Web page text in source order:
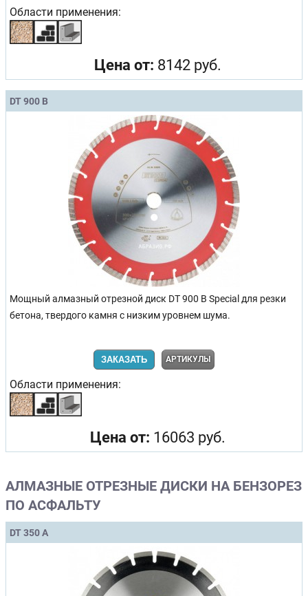
Области применения:
Цена от: 8142 руб.
DT 900 B
Мощный алмазный отрезной диск DT 900 B Special для резки
бетона, твердого камня с низким уровнем шума.
ЗАКАЗАТЬ АРТИКУЛЫ
Области применения:
Цена от: 16063 руб.
АЛМАЗНЫЕ ОТРЕЗНЫЕ ДИСКИ НА БЕНЗОРЕЗ
ПО АСФАЛЬТУ
DT 350 A